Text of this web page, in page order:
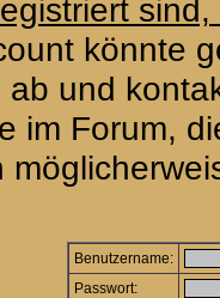
könnte
und
im Forum,
Benutzername:
Passwort: